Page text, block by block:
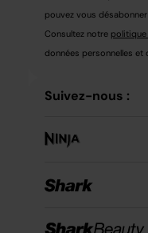
pouvez vous
Consultez notre
données personnelles et
Suivez-nous :